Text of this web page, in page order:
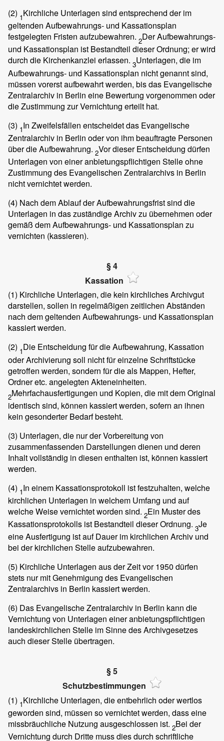
(2) 1Kirchliche Unterlagen sind entsprechend der im
geltenden Aufbewahrungs- und Kassationsplan
festgelegten Fristen aufzubewahren. 2Der Aufbewahrungs-
und Kassationsplan ist Bestandteil dieser Ordnung; er wird
durch die Kirchenkanzlei erlassen. 3Unterlagen, die im
Aufbewahrungs- und Kassationsplan nicht genannt sind,
müssen vorerst aufbewahrt werden, bis das Evangelische
Zentralarchiv in Berlin eine Bewertung vorgenommen oder
die Zustimmung zur Vernichtung erteilt hat.
(3) 1In Zweifelsfällen entscheidet das Evangelische
Zentralarchiv in Berlin oder von ihm beauftragte Personen
über die Aufbewahrung. 2Vor dieser Entscheidung dürfen
Unterlagen von einer anbietungspflichtigen Stelle ohne
Zustimmung des Evangelischen Zentralarchivs in Berlin
nicht vernichtet werden.
(4) Nach dem Ablauf der Aufbewahrungsfrist sind die
Unterlagen in das zuständige Archiv zu übernehmen oder
gemäß dem Aufbewahrungs- und Kassationsplan zu
vernichten (kassieren).
§ 4
Kassation
(1) Kirchliche Unterlagen, die kein kirchliches Archivgut
darstellen, sollen in regelmäßigen zeitlichen Abständen
nach dem geltenden Aufbewahrungs- und Kassationsplan
kassiert werden.
(2) 1Die Entscheidung für die Aufbewahrung, Kassation
oder Archivierung soll nicht für einzelne Schriftstücke
getroffen werden, sondern für die als Mappen, Hefter,
Ordner etc. angelegten Akteneinheiten.
2Mehrfachausfertigungen und Kopien, die mit dem Original
identisch sind, können kassiert werden, sofern an ihnen
kein gesonderter Bedarf besteht.
(3) Unterlagen, die nur der Vorbereitung von
zusammenfassenden Darstellungen dienen und deren
Inhalt vollständig in diesen enthalten ist, können kassiert
werden.
(4) 1In einem Kassationsprotokoll ist festzuhalten, welche
kirchlichen Unterlagen in welchem Umfang und auf
welche Weise vernichtet worden sind. 2Ein Muster des
Kassationsprotokolls ist Bestandteil dieser Ordnung. 3Je
eine Ausfertigung ist auf Dauer im kirchlichen Archiv und
bei der kirchlichen Stelle aufzubewahren.
(5) Kirchliche Unterlagen aus der Zeit vor 1950 dürfen
stets nur mit Genehmigung des Evangelischen
Zentralarchivs in Berlin kassiert werden.
(6) Das Evangelische Zentralarchiv in Berlin kann die
Vernichtung von Unterlagen einer anbietungspflichtigen
landeskirchlichen Stelle im Sinne des Archivgesetzes
auch dieser Stelle übertragen.
§ 5
Schutzbestimmungen
(1) 1Kirchliche Unterlagen, die entbehrlich oder wertlos
geworden sind, müssen so vernichtet werden, dass eine
missbräuchliche Nutzung ausgeschlossen ist. 2Bei der
Vernichtung durch Dritte muss dies durch schriftliche